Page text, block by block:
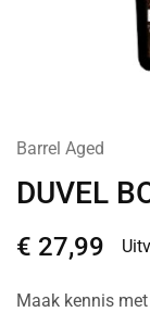
Barrel Aged
DUVEL
€ 27,99
Maak kennis